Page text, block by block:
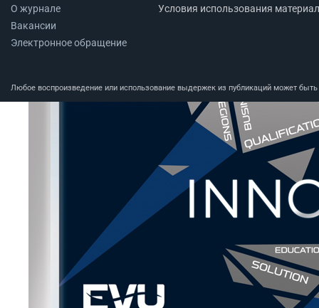
О журнале
Вакансии
Электронное обращение
Условия использования
Любое воспроизведение или использование выдержек из публикаций может